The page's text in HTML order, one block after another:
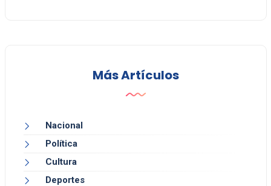
Más Artículos
Nacional
Política
Cultura
Deportes